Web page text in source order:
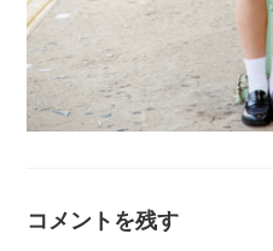
コメントを残す